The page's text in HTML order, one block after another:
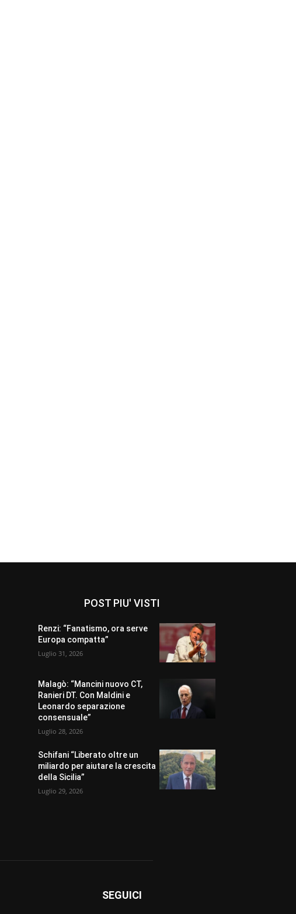
POST PIU' VISTI
Renzi: “Fanatismo, ora serve
Europa compatta”
Luglio 31, 2026
Malagò: “Mancini nuovo CT,
Ranieri DT. Con Maldini e
Leonardo separazione
consensuale”
Luglio 28, 2026
Schifani “Liberato oltre un
miliardo per aiutare la crescita
della Sicilia”
Luglio 29, 2026
SEGUICI